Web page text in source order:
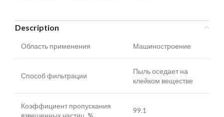
Description
Область применения Машиностроение
Способ фильтрации
Пыль оседает на
клейком веществе
Коэффициент пропускания
взвешенных частиц, %
99.1